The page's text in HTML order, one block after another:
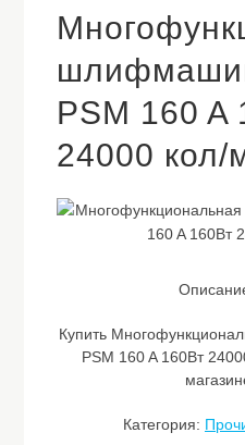
PSM 160 A
24000 кол/
Купить
PSM 160 A 160Вт
Категория: